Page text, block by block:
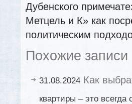
Дубенского
Метцель и К» как
политическим
Похожие записи
31.08.2024 Как
квартиры – это